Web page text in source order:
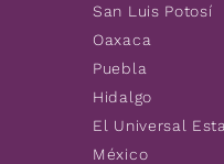
San Luis Potosí
Oaxaca
Puebla
Hidalgo
El Universal
México